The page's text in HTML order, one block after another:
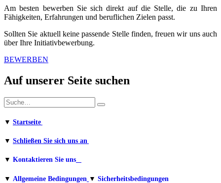
Am besten bewerben Sie sich direkt auf die Stelle, die zu Ihren
Fähigkeiten, Erfahrungen und beruflichen Zielen passt.
Sollten Sie aktuell keine passende Stelle finden, freuen wir uns auch
über Ihre Initiativbewerbung.
BEWERBEN
Auf unserer Seite suchen
▼ Startseite
▼ Schließen Sie sich uns an
▼ Kontaktieren Sie uns
▼ Allgemeine Bedingungen ▼ Sicherheitsbedingungen